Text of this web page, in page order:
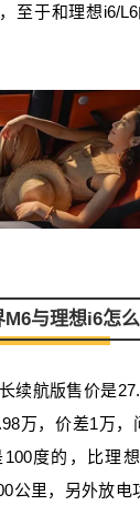
至于和理想i6/
M6与理想i6怎
续航版售价是
万，价差1万，
度的，比理想
公里，另外放电